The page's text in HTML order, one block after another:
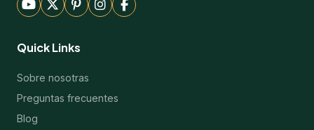
Quick Links
Sobre nosotras
Preguntas frecuentes
Blog